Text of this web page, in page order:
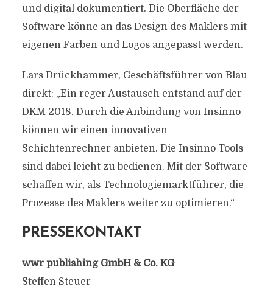
und digital dokumentiert. Die Oberfläche der
Software könne an das Design des Maklers mit
eigenen Farben und Logos angepasst werden.
Lars Drückhammer, Geschäftsführer von Blau
direkt: „Ein reger Austausch entstand auf der
DKM 2018. Durch die Anbindung von Insinno
können wir einen innovativen
Schichtenrechner anbieten. Die Insinno Tools
sind dabei leicht zu bedienen. Mit der Software
schaffen wir, als Technologiemarktführer, die
Prozesse des Maklers weiter zu optimieren.“
PRESSEKONTAKT
wwr publishing GmbH & Co. KG
Steffen Steuer